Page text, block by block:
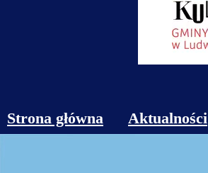
Strona główna Aktualności